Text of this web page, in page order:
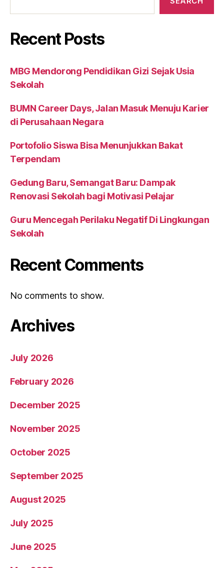
Recent Posts
MBG Mendorong Pendidikan Gizi Sejak Usia
Sekolah
BUMN Career Days, Jalan Masuk Menuju Karier
di Perusahaan Negara
Portofolio Siswa Bisa Menunjukkan Bakat
Terpendam
Gedung Baru, Semangat Baru: Dampak
Renovasi Sekolah bagi Motivasi Pelajar
Guru Mencegah Perilaku Negatif Di Lingkungan
Sekolah
Recent Comments
No comments to show.
Archives
July 2026
February 2026
December 2025
November 2025
October 2025
September 2025
August 2025
July 2025
June 2025